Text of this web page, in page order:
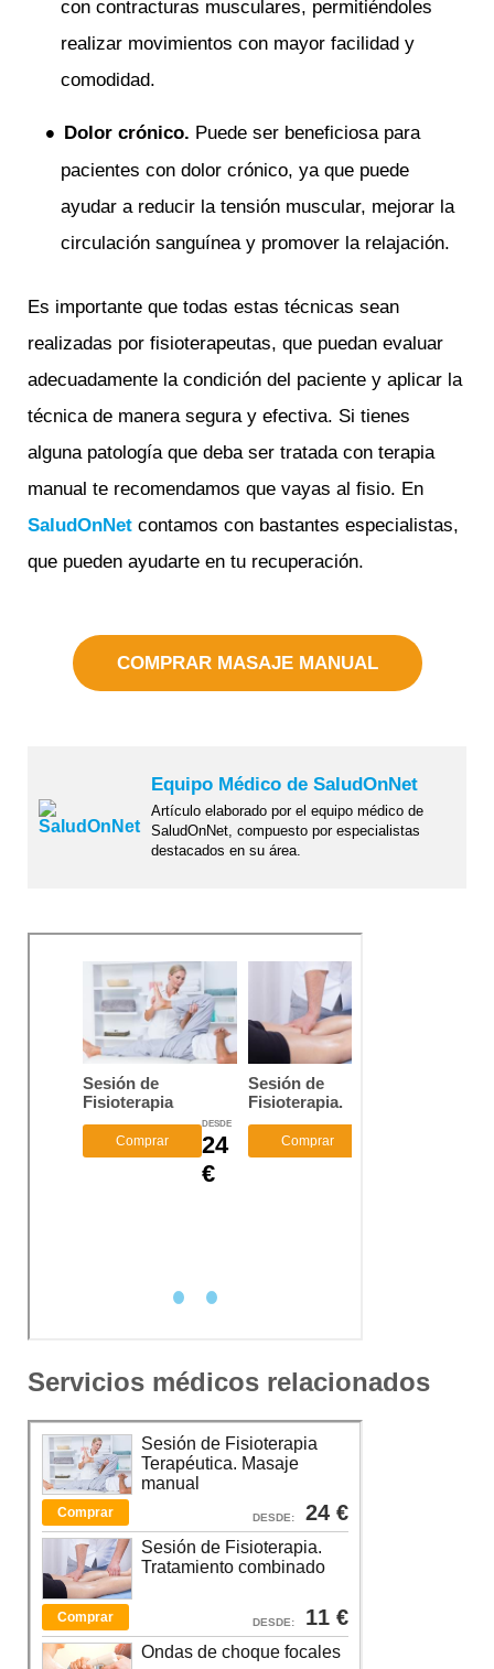
con contracturas musculares, permitiéndoles
realizar movimientos con mayor facilidad y
comodidad.
Dolor crónico. Puede ser beneficiosa para
pacientes con dolor crónico, ya que puede
ayudar a reducir la tensión muscular, mejorar la
circulación sanguínea y promover la relajación.
Es importante que todas estas técnicas sean
realizadas por fisioterapeutas, que puedan evaluar
adecuadamente la condición del paciente y aplicar la
técnica de manera segura y efectiva. Si tienes
alguna patología que deba ser tratada con terapia
manual te recomendamos que vayas al fisio. En
SaludOnNet contamos con bastantes especialistas,
que pueden ayudarte en tu recuperación.
COMPRAR MASAJE MANUAL
Equipo Médico de SaludOnNet
Artículo elaborado por el equipo médico de
SaludOnNet, compuesto por especialistas
destacados en su área.
Servicios médicos relacionados